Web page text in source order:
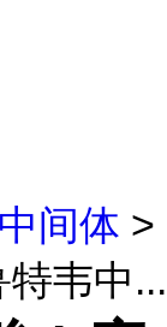
中间体 >
韦中...